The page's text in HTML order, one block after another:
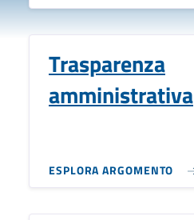
Trasparenza
amministrativa
ESPLORA ARGOMENTO